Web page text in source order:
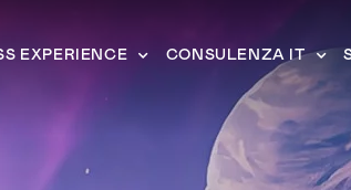
EXPERIENCE CONSULENZA IT